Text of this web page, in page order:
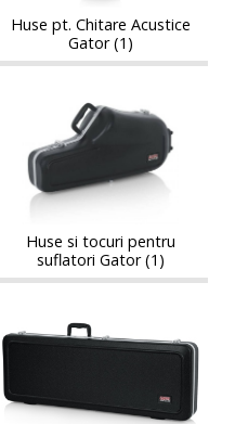
Huse pt. Chitare Acustice
Gator (1)
tocuri
pentru
suflatori
tocuri
pentru
suflatori
Huse si tocuri pentru
suflatori Gator (1)
pentru
chitară
bas
Tocuri
pentru
chitară
și